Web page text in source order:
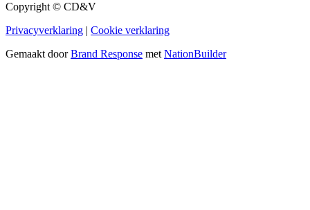
Copyright © CD&V
Privacyverklaring | Cookie verklaring
Gemaakt doorBrand Response metNationBuilder